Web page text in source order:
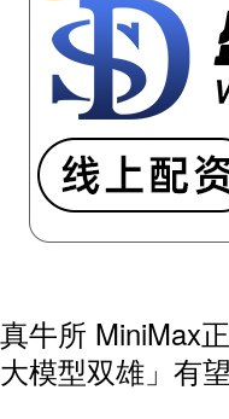
真牛所 MiniMax
大模型双雄」有